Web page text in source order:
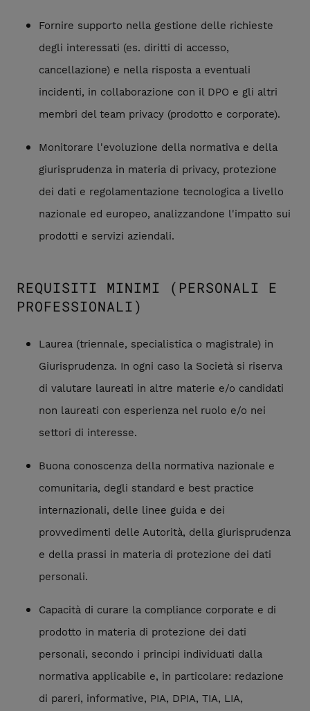
Fornire supporto nella gestione delle richieste
degli interessati (es. diritti di accesso,
cancellazione) e nella risposta a eventuali
incidenti, in collaborazione con il DPO e gli altri
membri del team privacy (prodotto e corporate).
Monitorare l'evoluzione della normativa e della
giurisprudenza in materia di privacy, protezione
dei dati e regolamentazione tecnologica a livello
nazionale ed europeo, analizzandone l'impatto sui
prodotti e servizi aziendali.
REQUISITI MINIMI (PERSONALI E
PROFESSIONALI)
Laurea (triennale, specialistica o magistrale) in
Giurisprudenza. In ogni caso la Società si riserva
di valutare laureati in altre materie e/o candidati
non laureati con esperienza nel ruolo e/o nei
settori di interesse.
Buona conoscenza della normativa nazionale e
comunitaria, degli standard e best practice
internazionali, delle linee guida e dei
provvedimenti delle Autorità, della giurisprudenza
e della prassi in materia di protezione dei dati
personali.
Capacità di curare la compliance corporate e di
prodotto in materia di protezione dei dati
personali, secondo i principi individuati dalla
normativa applicabile e, in particolare: redazione
di pareri, informative, PIA, DPIA, TIA, LIA,